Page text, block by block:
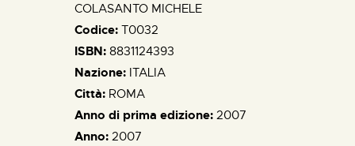
COLASANTO MICHELE
Codice: T0032
ISBN: 8831124393
Nazione: ITALIA
Città: ROMA
Anno di prima edizione: 2007
Anno: 2007